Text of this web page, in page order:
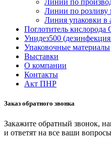
Линии по
Линии по розливу
Линия упаковки
Поглотитель кислорода
Унидез500
Упаковочные материалы
Выставки
О компании
Контакты
Акт ПНР
Заказ обратного звонка
Закажите обратный звонок,
и ответят на все ваши вопросы